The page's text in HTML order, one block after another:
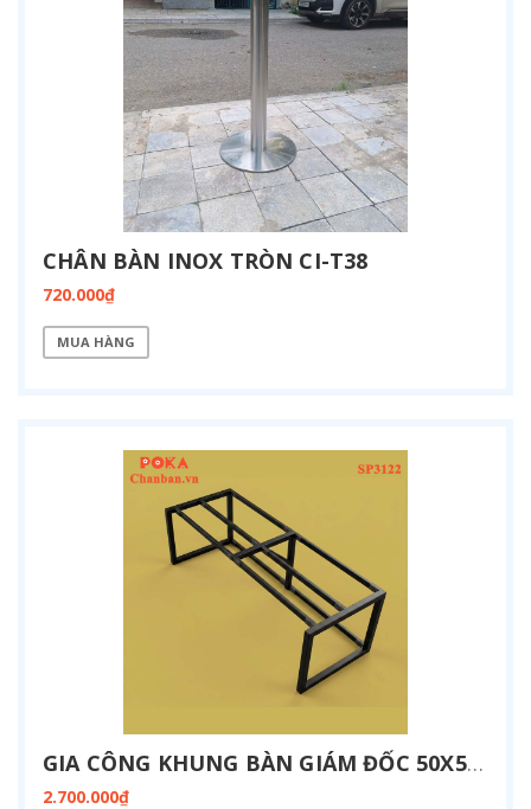
CHÂN BÀN INOX TRÒN CI-T38
720.000₫
MUA HÀNG
GIA CÔNG KHUNG BÀN GIÁM ĐỐC 50X50 KT 900X2400 SP3122
2.700.000₫